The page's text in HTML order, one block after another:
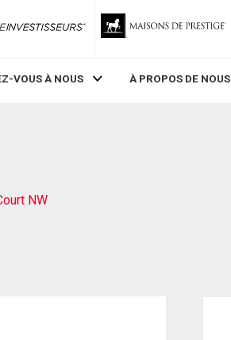
ZoneInvestisseurs RLP
VOUS À NOUS À PROPOS DE NOUS
NW